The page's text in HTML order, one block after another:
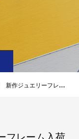
ジュエリーフレーム入荷